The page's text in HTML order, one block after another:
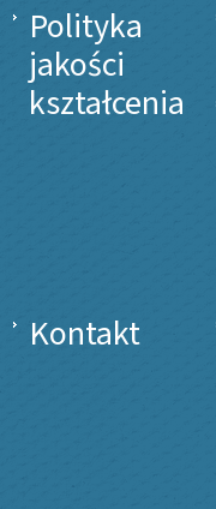
Polityka
jakości
kształcenia
Kontakt